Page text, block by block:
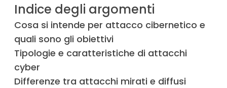
Indice degli argomenti
Cosa si intende per attacco cibernetico e
quali sono gli obiettivi
Tipologie e caratteristiche di attacchi
cyber
Differenze tra attacchi mirati e diffusi